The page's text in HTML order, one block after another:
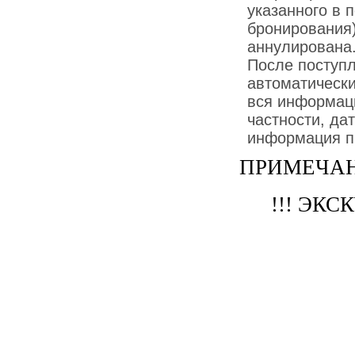
указанного в
После
вся
частности,
информация
!!!